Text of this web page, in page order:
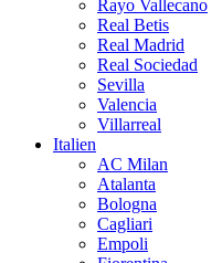
Rayo Vallecano
Real Betis
Real Madrid
Real Sociedad
Sevilla
Valencia
Villarreal
Italien
AC Milan
Atalanta
Bologna
Cagliari
Empoli